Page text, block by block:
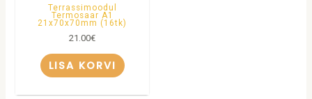
Terrassimoodul
Termosaar A1
21x70x70mm (16tk)
21.00€
LISA KORVI